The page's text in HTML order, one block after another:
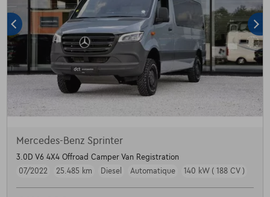
Mercedes-Benz Sprinter
3.0D V6 4X4 Offroad Camper Van Registration
07/2022
25.485 km Diesel Automatique 140 kW ( 188 CV )